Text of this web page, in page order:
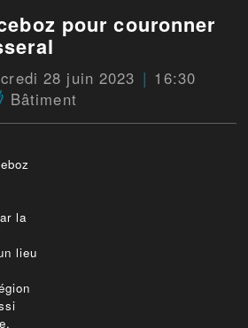
pour couronner
28 juin 2023
16:30
Bâtiment
la
lieu